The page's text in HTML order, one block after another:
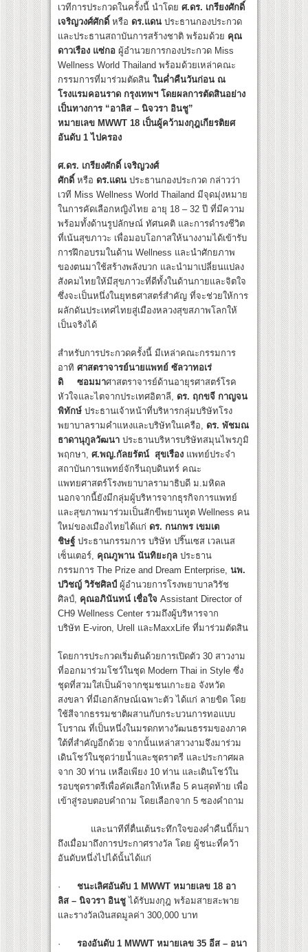
เวทีการประกวดในครั้งนี้ นำโดย ศ.ดร. เกรียงศักดิ์
เจริญวงศ์ศักดิ์ หรือ ดร.แดน ประธานกองประกวด
และประธานสถาบันการสร้างชาติ พร้อมด้วย คุณ
ดาวเรือง แซ่กอ ผู้อำนวยการกองประกวด Miss
Wellness World Thailand พร้อมด้วยเหล่าคณะ
กรรมการที่มาร่วมตัดสิน ในค่ำคืนวันก่อน ณ
โรงแรมคอนราด กรุงเทพฯ โดยผลการตัดสินอย่าง
เป็นทางการ “อาลิส – นิจวรา อินชู”
หมายเลข MWWT 18 เป็นผู้คว้ามงกุฎเกียรติยศ
อันดับ 1 ไปครอง
ศ.ดร. เกรียงศักดิ์ เจริญวงศ์
ศักดิ์ หรือ ดร.แดน ประธานกองประกวด กล่าวว่า
เวที Miss Wellness World Thailand มีจุดมุ่งหมาย
ในการคัดเลือกหญิงไทย อายุ 18 – 32 ปี ที่มีความ
พร้อมทั้งด้านรูปลักษณ์ ทัศนคติ และการดำรงชีวิต
ที่เน้นสุขภาวะ เพื่อมอบโอกาสให้นางงามได้เข้ารับ
การฝึกอบรมในด้าน Wellness และนำศักยภาพ
ของตนมาใช้สร้างพลังบวก และนำมาเปลี่ยนแปลง
สังคมไทยให้มีสุขภาวะที่ดีทั้งในด้านกายและจิตใจ
ซึ่งจะเป็นหนึ่งในยุทธศาสตร์สำคัญ ที่จะช่วยให้การ
ผลักดันประเทศไทยสู่เมืองหลวงสุขสภาพโลกให้
เป็นจริงได้
สำหรับการประกวดครั้งนี้ มีเหล่าคณะกรรมการ
อาทิ ศาสตราจารย์นายแพทย์ ซัลวาทอเร่
ดิ
ซอมมาศาสตราจารย์ด้านอายุรศาสตร์โรค
หัวใจและไตจากประเทศอิตาลี, ดร. ฤกขจี กาญจน
พิทักษ์ ประธานเจ้าหน้าที่บริหารกลุ่มบริษัทโรง
พยาบาลรามคำแหงและบริษัทในเครือ, ดร. พัชมณ
ธาดานุกูลวัฒนา ประธานบริหารบริษัทสมุนไพรภูมิ
พฤกษา, ศ.พญ.กัลยรัตน์ สุขเรือง แพทย์ประจำ
สถาบันการแพทย์จักรีนฤบดินทร์ คณะ
แพทยศาสตร์โรงพยาบาลรามาธิบดี ม.มหิดล
นอกจากนี้ยังมีกลุ่มผู้บริหารจากธุรกิจการแพทย์
และสุขภาพมาร่วมเป็นสักขีพยานทูต Wellness คน
ใหม่ของเมืองไทยได้แก่ ดร. กนกพร เขมเต
ชิษฐ์ ประธานกรรมการ บริษัท ปริ๊นเซส เวลเนส
เซ็นเตอร์, คุณภูพาน นันทิยะกุล ประธาน
กรรมการ The Prize and Dream Enterprise, นพ.
ปวิชญ์ วิรัชศิลป์ ผู้อำนวยการโรงพยาบาลวิรัช
ศิลป์, คุณอภินันทน์ เชื่อใจ Assistant Director of
CH9 Wellness Center รวมถึงผู้บริหารจาก
บริษัท E-viron, Urell และMaxxLife ที่มาร่วมตัดสิน
โดยการประกวดเริ่มต้นด้วยการเปิดตัว 30 สาวงาม
ที่ออกมาร่วมโชว์ในชุด Modern Thai in Style ซึ่ง
ชุดที่สวมใส่เป็นผ้าจากชุมชนเกาะยอ จังหวัด
สงขลา ที่มีเอกลักษณ์เฉพาะตัว ได้แก่ ลายขิด โดย
ใช้สีจากธรรมชาติผสานกับกระบวนการทอแบบ
โบราณ ที่เป็นหนึ่งในมรดกทางวัฒนธรรมของภาค
ใต้ที่สำคัญอีกด้วย จากนั้นเหล่าสาวงามจึงมาร่วม
เดินโชว์ในชุดว่ายน้ำและชุดราตรี และประกาศผล
จาก 30 ท่าน เหลือเพียง 10 ท่าน และเดินโชว์ใน
รอบชุดราตรีเพื่อคัดเลือกให้เหลือ 5 คนสุดท้าย เพื่อ
เข้าสู่รอบตอบคำถาม โดยเลือกจาก 5 ซองคำถาม
และนาทีที่ตื่นเต้นระทึกใจของค่ำคืนนี้ก็มา
ถึงเมื่อมาถึงการประกาศรางวัล โดย ผู้ชนะที่คว้า
อันดับหนึ่งไปได้นั้นได้แก่
· ชนะเลิศอันดับ 1 MWWT หมายเลข 18 อา
ลิส – นิจวรา อินชู ได้รับมงกุฎ พร้อมสายสะพาย
และรางวัลเงินสดมูลค่า 300,000 บาท
· รองอันดับ 1 MWWT หมายเลข 35 อีส – อนา